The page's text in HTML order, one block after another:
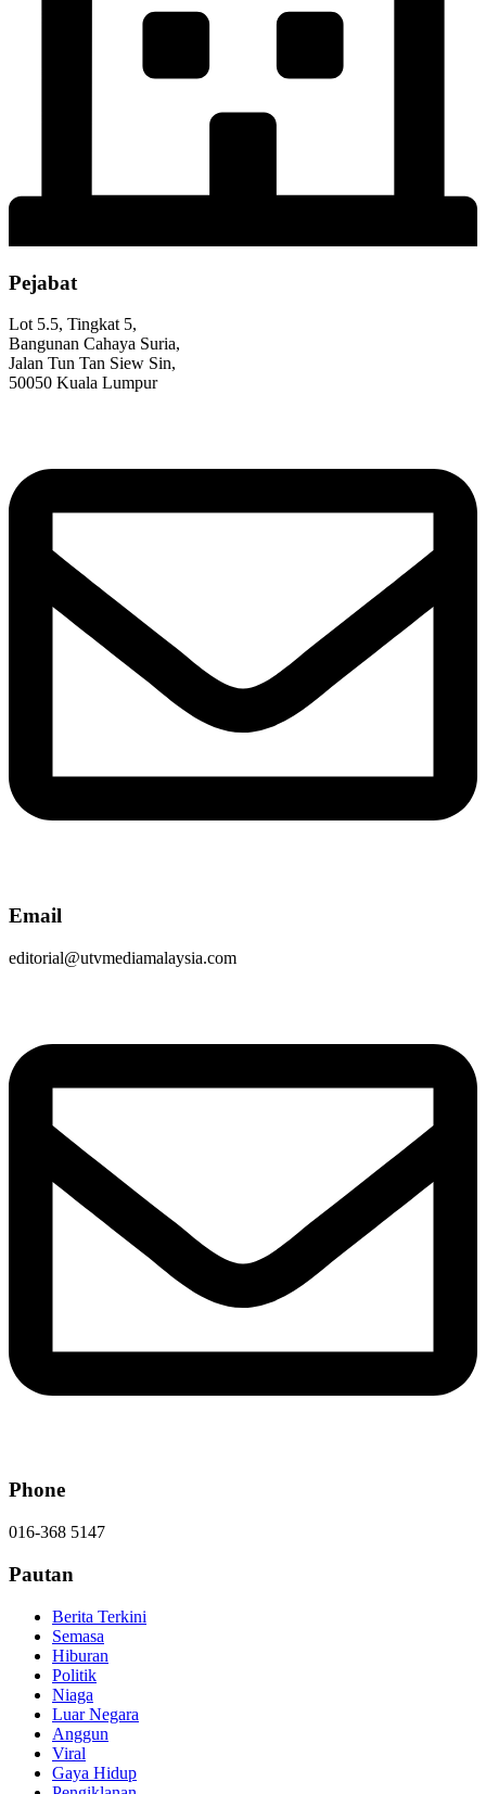
Pejabat
Lot 5.5, Tingkat 5,
Bangunan Cahaya Suria,
Jalan Tun Tan Siew Sin,
50050 Kuala Lumpur
Email
editorial@utvmediamalaysia.com
Phone
016-368 5147
Pautan
Berita Terkini
Semasa
Hiburan
Politik
Niaga
Luar Negara
Anggun
Viral
Gaya Hidup